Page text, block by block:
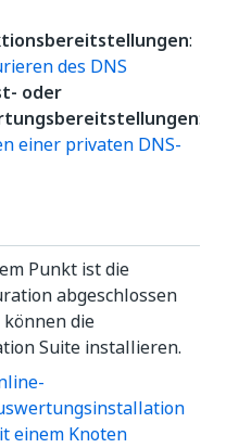
:
des DNS
oder
:
einer privaten DNS-
Punkt ist die
abgeschlossen
können die
Suite installieren.
einem Knoten